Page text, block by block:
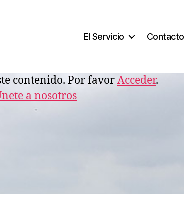
El Servicio Contacto
contenido. Por favorAcceder.
a nosotros